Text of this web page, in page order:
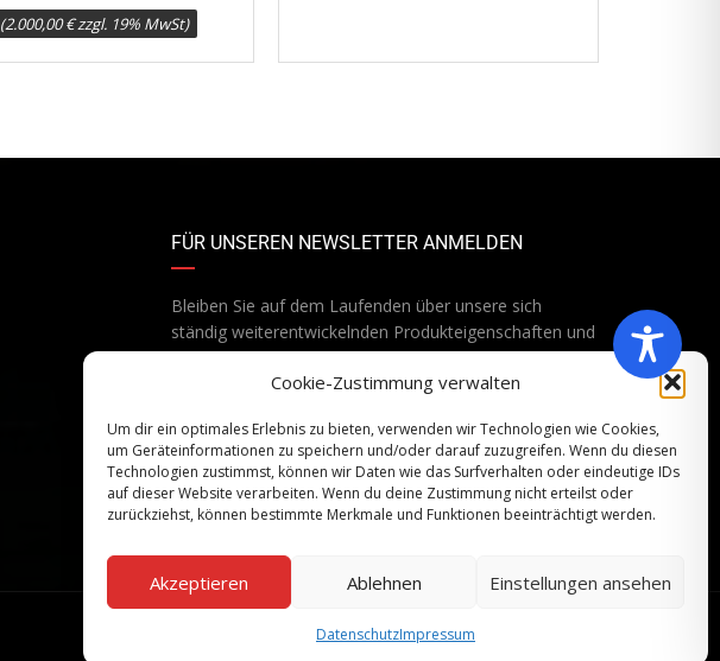
Cookie-Zustimmung verwalten
Um dir ein optimales Erlebnis zu bieten, verwenden wir Technologien wie Cookies,
um Geräteinformationen zu speichern und/oder darauf zuzugreifen. Wenn du diesen
Technologien zustimmst, können wir Daten wie das Surfverhalten oder eindeutige IDs
auf dieser Website verarbeiten. Wenn du deine Zustimmung nicht erteilst oder
zurückziehst, können bestimmte Merkmale und Funktionen beeinträchtigt werden.
Akzeptieren Ablehnen Einstellungen ansehen
DatenschutzImpressum
(2.000,00 € zzgl. 19% MwSt)
FÜR UNSEREN NEWSLETTER ANMELDEN
Bleiben Sie auf dem Laufenden über unsere sich
ständig weiterentwickelnden Produkteigenschaften und
Technologien. Geben Sie Ihre E-Mail-Adresse ein und
abonnieren Sie unseren Newsletter.
Abonnieren
Händler – Neumaschinen-Bestand